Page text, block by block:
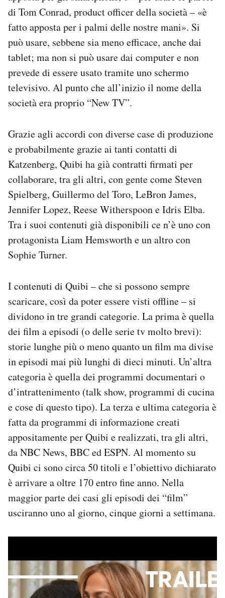
di Tom Conrad, product officer della società – «è
fatto apposta per i palmi delle nostre mani». Si
può usare, sebbene sia meno efficace, anche dai
tablet; ma non si può usare dai computer e non
prevede di essere usato tramite uno schermo
televisivo. Al punto che all’inizio il nome della
società era proprio “New TV”.
Grazie agli accordi con diverse case di produzione
e probabilmente grazie ai tanti contatti di
Katzenberg, Quibi ha già contratti firmati per
collaborare, tra gli altri, con gente come Steven
Spielberg, Guillermo del Toro, LeBron James,
Jennifer Lopez, Reese Witherspoon e Idris Elba.
Tra i suoi contenuti già disponibili ce n’è uno con
protagonista Liam Hemsworth e un altro con
Sophie Turner.
I contenuti di Quibi – che si possono sempre
scaricare, così da poter essere visti offline – si
dividono in tre grandi categorie. La prima è quella
dei film a episodi (o delle serie tv molto brevi):
storie lunghe più o meno quanto un film ma divise
in episodi mai più lunghi di dieci minuti. Un’altra
categoria è quella dei programmi documentari o
d’intrattenimento (talk show, programmi di cucina
e cose di questo tipo). La terza e ultima categoria è
fatta da programmi di informazione creati
appositamente per Quibi e realizzati, tra gli altri,
da NBC News, BBC ed ESPN. Al momento su
Quibi ci sono circa 50 titoli e l’obiettivo dichiarato
è arrivare a oltre 170 entro fine anno. Nella
maggior parte dei casi gli episodi dei “film”
usciranno uno al giorno, cinque giorni a settimana.